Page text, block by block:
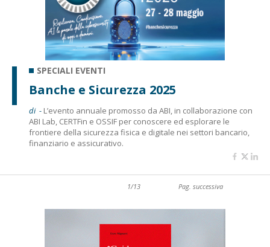
SPECIALI EVENTI
Banche e Sicurezza 2025
di - L’evento annuale promosso da ABI, in collaborazione con
ABI Lab, CERTFin e OSSIF per conoscere ed esplorare le
frontiere della sicurezza fisica e digitale nei settori bancario,
finanziario e assicurativo.
1/13 Pag. successiva